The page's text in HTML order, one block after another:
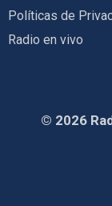
Políticas de
Radio en vivo
© 2026